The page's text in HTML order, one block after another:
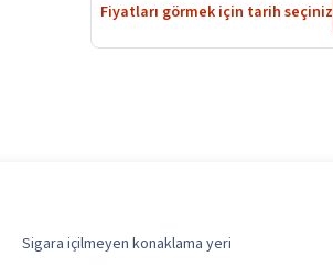
Fiyatları görmek için tarih seçiniz
Sigara içilmeyen konaklama yeri